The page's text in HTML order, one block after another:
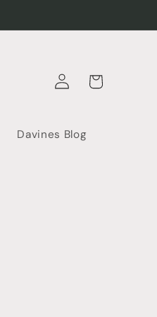
Davines Blog
EinloggenWarenkorb